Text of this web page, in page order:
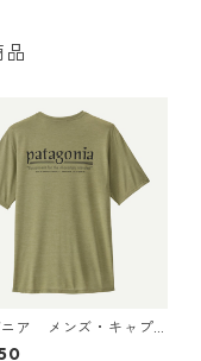
ニア メンズ・キャプ
クール・デイリー・